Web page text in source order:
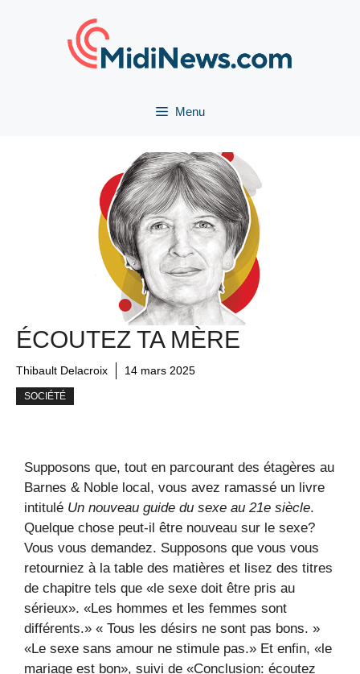
Menu
ÉCOUTEZ TA MÈRE
Thibault Delacroix 14 mars 2025
SOCIÉTÉ
Supposons que, tout en parcourant des étagères au
Barnes & Noble local, vous avez ramassé un livre
intitulé Un nouveau guide du sexe au 21e siècle.
Quelque chose peut-il être nouveau sur le sexe?
Vous vous demandez. Supposons que vous vous
retourniez à la table des matières et lisez des titres
de chapitre tels que «le sexe doit être pris au
sérieux». «Les hommes et les femmes sont
différents.» « Tous les désirs ne sont pas bons. »
«Le sexe sans amour ne stimule pas.» Et enfin, «le
mariage est bon», suivi de «Conclusion: écoutez